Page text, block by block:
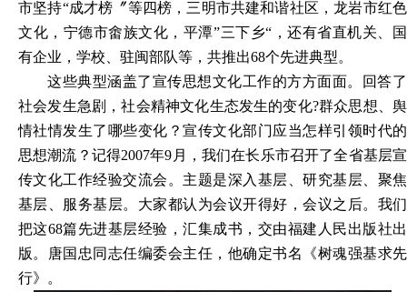
市坚持“成才榜〞等四榜，三明市共建和谐社区，龙岩市红色
文化，宁德市畬族文化，平潭”三下乡“，还有省直机关、国
有企业，学校、驻闽部队等，共推出68个先进典型。
这些典型涵盖了宣传思想文化工作的方方面面。回答了
社会发生急剧，社会精神文化生态发生的变化?群众思想、舆
情社情发生了哪些变化？宣传文化部门应当怎样引领时代的
思想潮流？记得2007年9月，我们在长乐市召开了全省基层宣
传文化工作经验交流会。主题是深入基层、研究基层、聚焦
基层、服务基层。大家都认为会议开得好 ，会议之后。我们
把这68篇先进基层经验，汇集成书，交由福建人民出版社出
版。唐国忠同志任编委会主任，他确定书名《树魂强基求先
行》。